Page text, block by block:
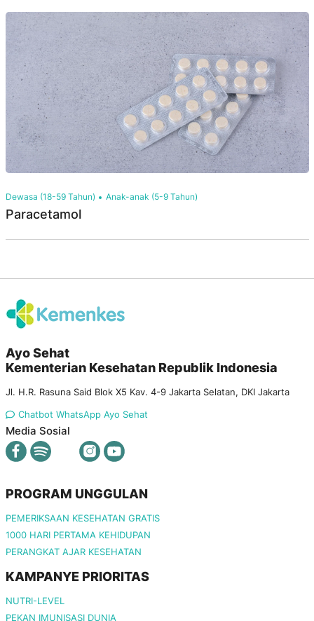
Dewasa (18-59 Tahun) Anak-anak (5-9 Tahun)
Paracetamol
Ayo Sehat
Kementerian Kesehatan Republik Indonesia
Jl. H.R. Rasuna Said Blok X5 Kav. 4-9 Jakarta Selatan, DKI Jakarta
Chatbot WhatsApp Ayo Sehat
Media Sosial
PROGRAM UNGGULAN
PEMERIKSAAN KESEHATAN GRATIS
1000 HARI PERTAMA KEHIDUPAN
PERANGKAT AJAR KESEHATAN
KAMPANYE PRIORITAS
NUTRI-LEVEL
PEKAN IMUNISASI DUNIA